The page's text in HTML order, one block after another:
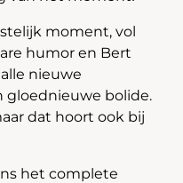
moment, vol
humor en Bert
nieuwe
gloednieuwe bolide.
dat hoort ook bij
het complete